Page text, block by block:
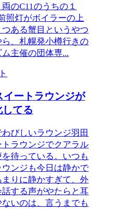
のC11のうちの１
照灯がボイラーの上
ある蟹目というやつ
、札幌発小樽行きの
主催の団体専...
イートラウンジが
てる
びしいラウンジ羽田
ラウンジでクアラル
待っている。いつも
ンジも今日は静かで
まりに静かすぎて、外
する声がやたらと耳
いのは、言うまでも